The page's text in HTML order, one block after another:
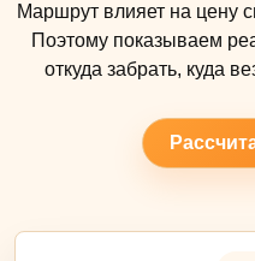
Маршрут влияет на цену
Поэтому показываем
откуда забрать, куда